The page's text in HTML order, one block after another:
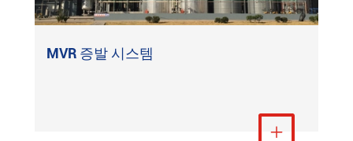
MVR 증발 시스템
더 보기
